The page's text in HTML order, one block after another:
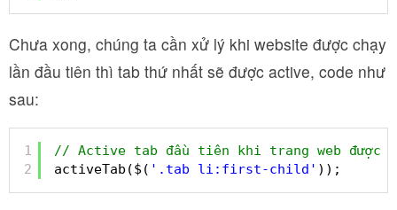
Chưa xong, chúng ta cần xử lý khi website được chạy
lần đầu tiên thì tab thứ nhất sẽ được active, code như
sau:
1
2
// Active tab đầu tiên khi trang web được
activeTab($( '.tab li:first-child' ));